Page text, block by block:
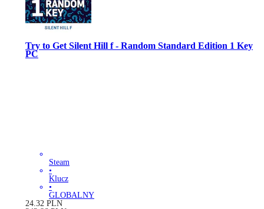
Try to Get Silent Hill f - Random Standard Edition 1 Key
PC
Steam
•
Klucz
•
GLOBALNY
24.32 PLN